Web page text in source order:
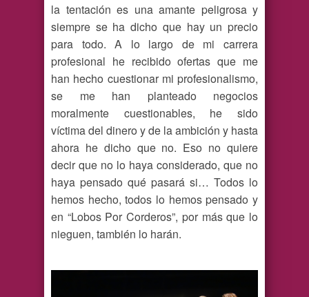
la tentación es una amante peligrosa y
siempre se ha dicho que hay un precio
para todo. A lo largo de mi carrera
profesional he recibido ofertas que me
han hecho cuestionar mi profesionalismo,
se me han planteado negocios
moralmente cuestionables, he sido
víctima del dinero y de la ambición y hasta
ahora he dicho que no. Eso no quiere
decir que no lo haya considerado, que no
haya pensado qué pasará si… Todos lo
hemos hecho, todos lo hemos pensado y
en “Lobos Por Corderos”, por más que lo
nieguen, también lo harán.